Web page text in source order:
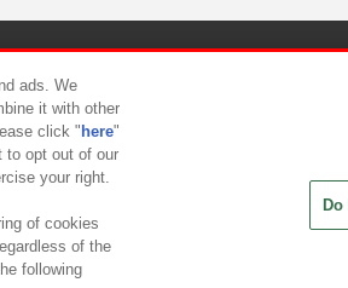
メント対応方針
ads. We
it with other
click " here"
to opt out of our
your right.
of cookies
of the
following